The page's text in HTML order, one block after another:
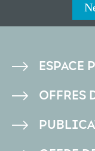
PIED
DE
ESPACE
OFFRES